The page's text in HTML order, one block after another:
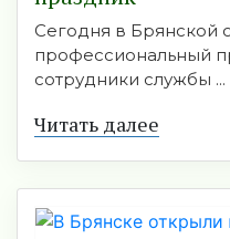
Сегодня в Брянской
профессиональный
сотрудники службы ...
Читать далее